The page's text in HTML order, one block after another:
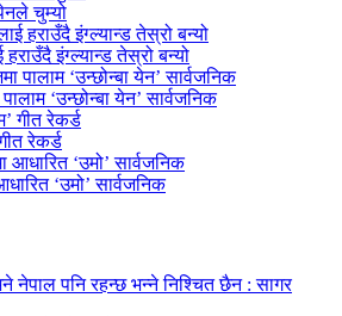
चुम्यो
इंग्ल्यान्ड तेस्रो बन्यो
‘उन्छोन्बा येन’ सार्वजनिक
रेकर्ड
‘उमो’ सार्वजनिक
नेपाल पनि रहन्छ भन्ने निश्चित छैन : सागर